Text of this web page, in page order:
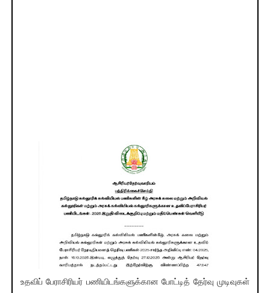
உதவிப் பேராசிரியர் பணியிடங்களுக்கான போட்டித் தேர்வு முடிவுகள்